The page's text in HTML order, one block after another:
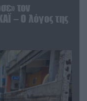
τον
– Ο λόγος της